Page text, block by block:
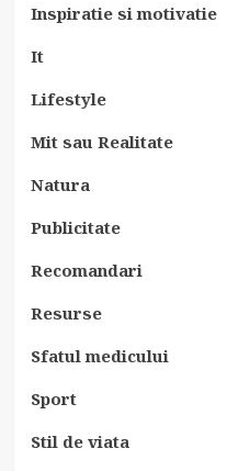
Inspiratie si motivatie
It
Lifestyle
Mit sau Realitate
Natura
Publicitate
Recomandari
Resurse
Sfatul medicului
Sport
Stil de viata